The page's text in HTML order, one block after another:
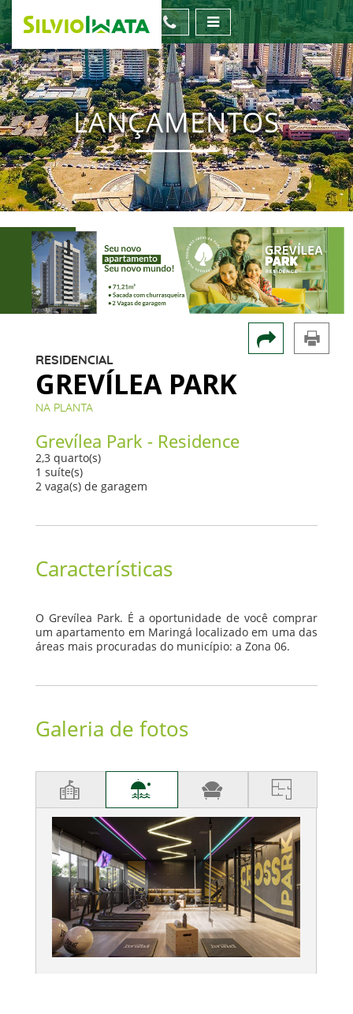
LANÇAMENTOS
RESIDENCIAL
GREVÍLEA PARK
NA PLANTA
Grevílea Park - Residence
2,3 quarto(s)
1 suíte(s)
2 vaga(s) de garagem
Características
O Grevílea Park. É a oportunidade de você comprar
um apartamento em Maringá localizado em uma das
áreas mais procuradas do município: a Zona 06.
Galeria de fotos